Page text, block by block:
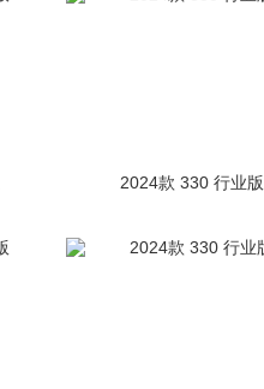
2024款 330 行业版